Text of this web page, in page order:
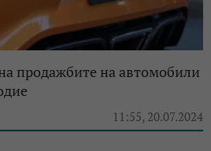
продажбите на автомобили
11:55, 20.07.2024